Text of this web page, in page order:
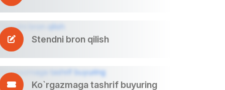
Stendni bron qilish
Ko`rgazmaga tashrif buyuring